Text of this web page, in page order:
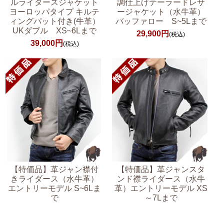
ルライダースジャケット
ヨーロッパタイプ キルテ
ィングパット付き(牛革）
UKダブル XS~6Lまで
39,000円 (税込)
調仕上げテーラードレザ
ージャケット（水牛革）
バッファロー S~5Lまで
29,900円(税込)
【特価品】革ジャン襟付
きライダース（水牛革）
エントリーモデル S~6Lま
で
【特価品】革ジャンスタ
ンド襟ライダース（水牛
革）エントリーモデル XS
～7Lまで